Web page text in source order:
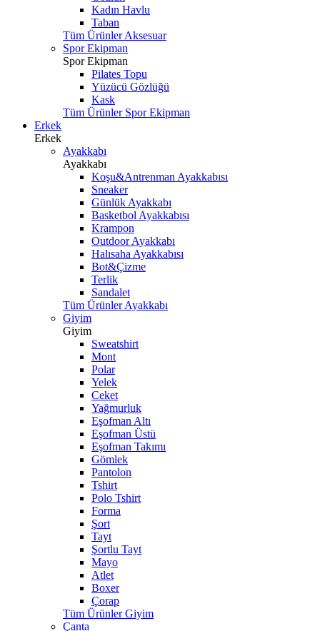
Kadın Havlu
Taban
Tüm Ürünler Aksesuar
Spor Ekipman
Spor Ekipman
Pilates Topu
Yüzücü Gözlüğü
Kask
Tüm Ürünler Spor Ekipman
Erkek
Erkek
Ayakkabı
Ayakkabı
Koşu&Antrenman Ayakkabısı
Sneaker
Günlük Ayakkabı
Basketbol Ayakkabısı
Krampon
Outdoor Ayakkabı
Halısaha Ayakkabısı
Bot&Çizme
Terlik
Sandalet
Tüm Ürünler Ayakkabı
Giyim
Giyim
Sweatshirt
Mont
Polar
Yelek
Ceket
Yağmurluk
Eşofman Altı
Eşofman Üstü
Eşofman Takımı
Gömlek
Pantolon
Tshirt
Polo Tshirt
Forma
Şort
Tayt
Şortlu Tayt
Mayo
Atlet
Boxer
Çorap
Tüm Ürünler Giyim
Çanta